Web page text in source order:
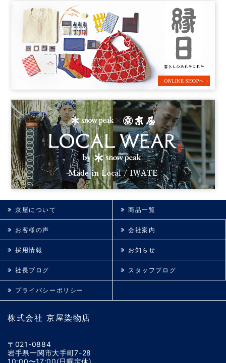
株式会社 京屋染物店
〒021-0884
岩手県一関市大手町7-28
10:00〜17:00(日曜定休)
京屋について 商品一覧
お客様の声 会社案内
採用情報 お知らせ
社長ブログ スタッフブログ
プライバシーポリシー